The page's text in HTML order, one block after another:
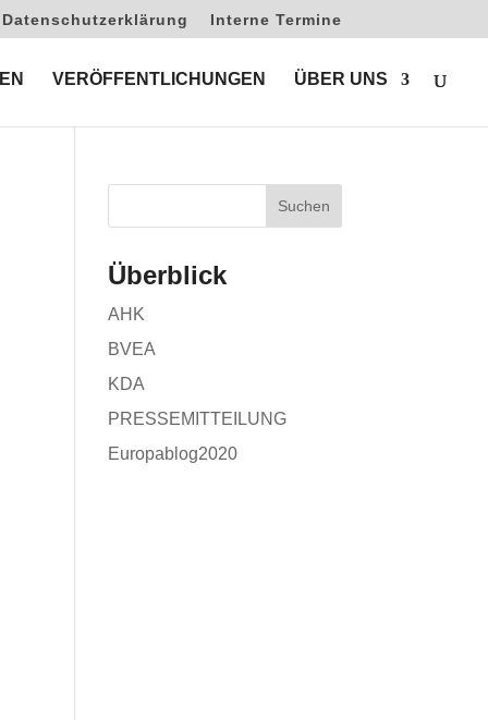
Datenschutzerklärung Interne Termine
VERÖFFENTLICHUNGEN ÜBER UNS
Überblick
AHK
BVEA
KDA
PRESSEMITTEILUNG
Europablog2020